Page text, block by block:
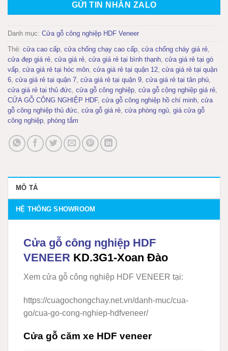
GỬI TIN NHẮN ZALO
Danh mục: Cửa gỗ công nghiệp HDF Veneer
Thẻ: cửa cao cấp cửa chống chạy cao cấp cửa chống cháy giá rẻ
cửa đẹp giá rẻ cửa giá rẻ cửa giá rẻ tại bình thạnh cửa giá rẻ tại gò
vấp cửa giá rẻ tại hóc môn cửa giá rẻ tại quận 12 cửa giá rẻ tại quận
6 cửa giá rẻ tại quận 7 cửa giá rẻ tại quận 9 cửa giá rẻ tại tân phú
cửa giá rẻ tại thủ đức cửa gỗ công nghiệp cửa gỗ cộng nghiệp giá rẻ
CỬA GỖ CÔNG NGHIỆP HDF, cửa gỗ công nghiệp hồ chí minh cửa
gỗ công nghiệp thủ đức cửa gỗ giá rẻ cửa phòng ngủ giá cửa gỗ
công nghiệp phòng tắm
MÔ TẢ
HỆ THỐNG SHOWROOM
Cửa gỗ công nghiệp HDF
VENEER KD.3G1-Xoan Đào
Xem cửa gỗ công nghiệp HDF VENEER tại:
https://cuagochongchay.net.vn/danh-muc/cua-
go/cua-go-cong-nghiep-hdfveneer/
Cửa gỗ căm xe HDF veneer